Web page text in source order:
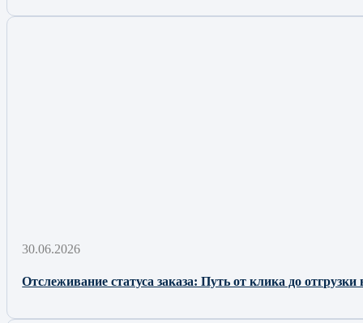
30.06.2026
Отслеживание статуса заказа: Путь от клика до